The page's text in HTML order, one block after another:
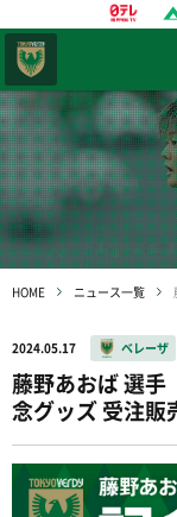
HOME ニュース一覧
2024.05.17 ベレーザ
藤野あおば 選
念グッズ 受注販